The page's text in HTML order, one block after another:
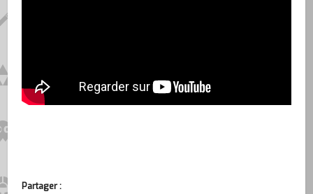
Partager :